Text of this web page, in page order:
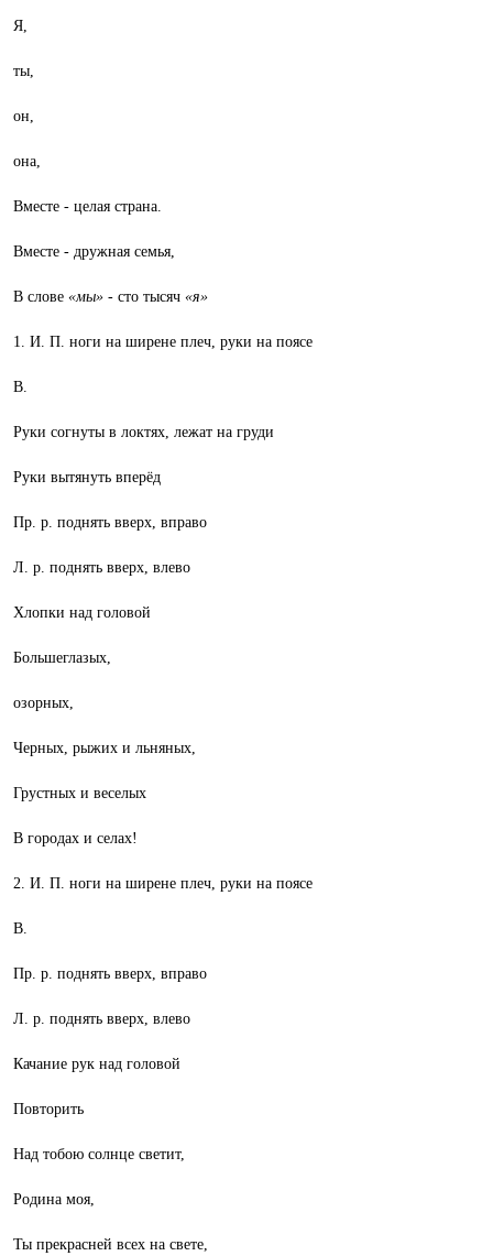
Я,
ты,
он,
она,
Вместе - целая страна.
Вместе - дружная семья,
В слове «мы» - сто тысяч «я»
1. И. П. ноги на ширене плеч, руки на поясе
В.
Руки согнуты в локтях, лежат на груди
Руки вытянуть вперёд
Пр. р. поднять вверх, вправо
Л. р. поднять вверх, влево
Хлопки над головой
Большеглазых,
озорных,
Черных, рыжих и льняных,
Грустных и веселых
В городах и селах!
2. И. П. ноги на ширене плеч, руки на поясе
В.
Пр. р. поднять вверх, вправо
Л. р. поднять вверх, влево
Качание рук над головой
Повторить
Над тобою солнце светит,
Родина моя,
Ты прекрасней всех на свете,